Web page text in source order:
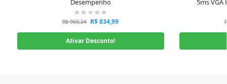
Desempenho
R$960,24 R$834,99
Ativar Desconto!
5ms VGA